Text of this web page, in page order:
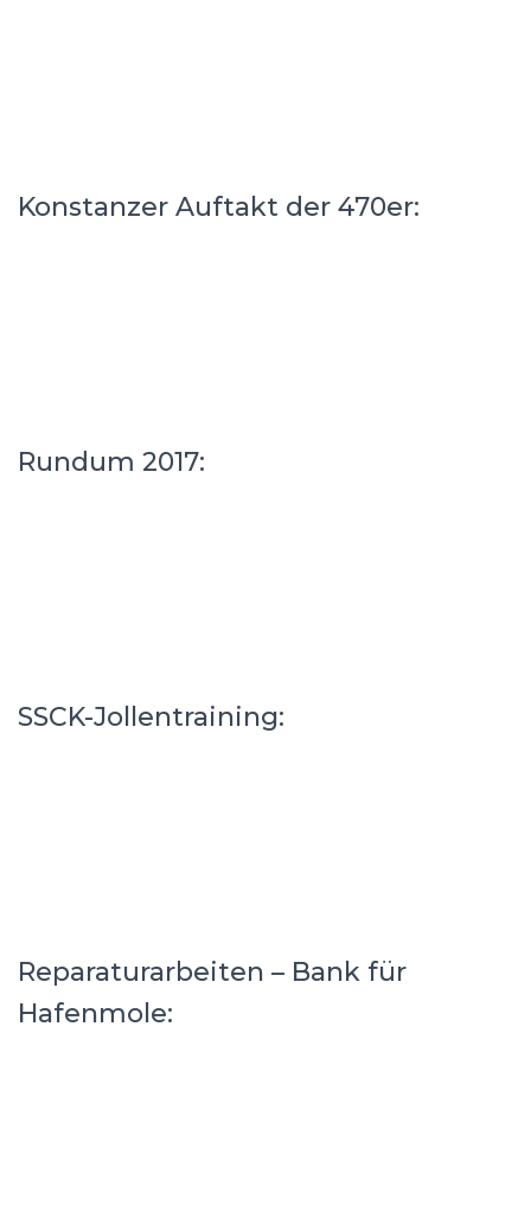
Konstanzer Auftakt der 470er:
Rundum 2017:
SSCK-Jollentraining:
Reparaturarbeiten – Bank für
Hafenmole: